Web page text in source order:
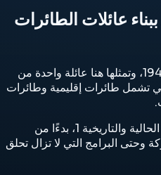
كيف قامت Antonov ببناء عائلات الطائرات
تأسست شركة أنتونوف في عام 1946، وتمثلها هنا عائلة واحدة من
تشمل طائرات إقليمية وطائرات
استكشف عائلات الطائرات النفاثة الحالية والتاريخية 1، بدءًا من
البرامج التي لا تزال تحلق